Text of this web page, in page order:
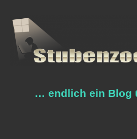
Inhalt
springen
… endlich ein Blog